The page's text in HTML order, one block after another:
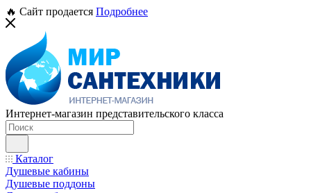
🔥 Сайт продается Подробнее
Интернет-магазин представительского класса
Каталог
Душевые кабины
Душевые поддоны